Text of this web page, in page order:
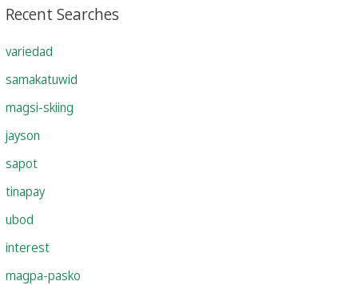
Recent Searches
variedad
samakatuwid
magsi-skiing
jayson
sapot
tinapay
ubod
interest
magpa-pasko